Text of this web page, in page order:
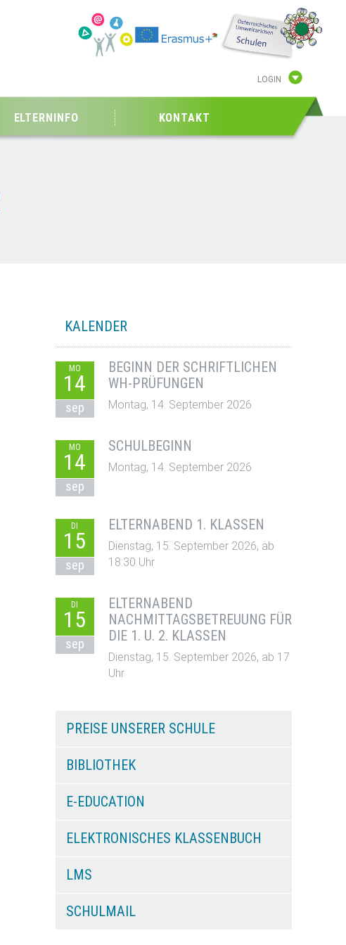
LOGIN
ELTERNINFO KONTAKT
KALENDER
MO
14
sep
BEGINN DER SCHRIFTLICHEN
WH-PRÜFUNGEN
Montag, 14. September 2026
MO
14
sep
SCHULBEGINN
Montag, 14. September 2026
DI
15
sep
ELTERNABEND 1. KLASSEN
Dienstag, 15. September 2026, ab
18:30 Uhr
DI
15
sep
ELTERNABEND
NACHMITTAGSBETREUUNG FÜR
DIE 1. U. 2. KLASSEN
Dienstag, 15. September 2026, ab 17
Uhr
PREISE UNSERER SCHULE
BIBLIOTHEK
E-EDUCATION
ELEKTRONISCHES KLASSENBUCH
LMS
SCHULMAIL